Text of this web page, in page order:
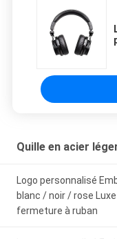
Quille en acier
Logo personnalisé
blanc / noir / rose
fermeture à ruban